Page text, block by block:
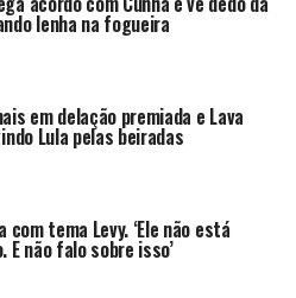
lenha na fogueira
em delação premiada e Lava
Lula pelas beiradas
tema Levy. ‘Ele não está
E não falo sobre isso’